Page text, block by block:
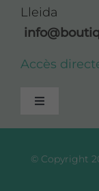
Lleida
Accès
Toggle
Política de
© Copyright